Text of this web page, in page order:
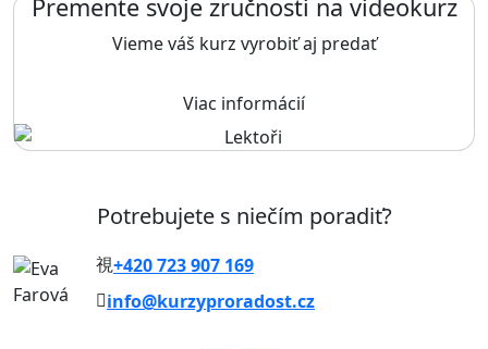
Premente svoje zručnosti na videokurz
Vieme váš kurz vyrobiť aj predať
Viac informácií
Potrebujete s niečím poradiť?
+420 723 907 169
info@kurzyproradost.cz